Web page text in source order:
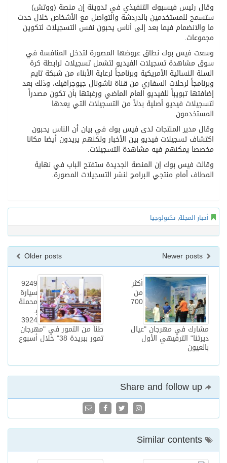
وقال رئيس فيسبوك التنفيذي في تدوينة إن منصة (ووتش)
ستسمح للمستخدمين بالدردشة والتواصل مع الأشخاص خلال حدث
ما والانضمام فيما بعد إلى أناس يحبون نفس التسجيلات لتكوين
مجموعات.
وسعت فيس بوك نطاق عروضها المصورة لتدخل المنافسة في
سوق مشاهدة تسجيلات الفيديو لتشمل تسجيلات لرابطة كرة
السلة النسائية الأمريكية وبرنامجاً لرعاية الأبناء من شبكة تايم
وبرنامجاً لرحلات السفاري من قناة ناشونال جيوجرافيك، وذلك بعد
إضافتها تبويباً للفيديو العام الماضي ورغبتها بأن تكون مصدراً
لتسجيلات فيديو أصلية بدلاً من التسجيلات التي يعدها
المستخدمون.
وقال مدير المنتجات لدى فيس بوك في بيان أن الناس يحبون
اكتشاف تسجيلات فيديو بين الأخبار ولكنهم يريدون أيضا مكانا
مخصصا يمكنهم فيه مشاهدة التسجيلات.
وقالت فيس بوك إن المنصة الجديدة ستفتح الباب في نهاية
المطاف أمام منتجي البرامج لنشر التسجيلات المصورة.
أخبار المجلة,تكنولوجيا
Older posts
9249
سيارة
محملة
بـ
3924
طناً من التمور في "مهرجان
تمور ببريدة 38" خلال أسبوع
أكثر
من
700
مشارك في مهرجان "عيال
ديرتنا" الترفيهي الأول
بالعيون